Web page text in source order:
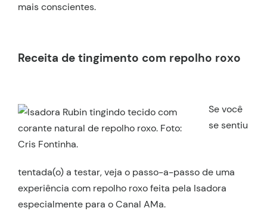
mais conscientes.
Receita de tingimento com repolho roxo
Se você
se sentiu
tentada(o) a testar, veja o passo-a-passo de uma
experiência com repolho roxo feita pela Isadora
especialmente para o Canal AMa.